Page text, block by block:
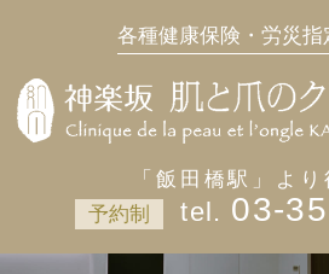
各種健康保険・労災指
「飯田橋駅」よ
予約制
03-